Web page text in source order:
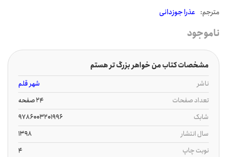
مترجم: عذرا جوزدانی
ناموجود
مشخصات کتاب من خواهر بزرگ تر هستم
ناشر
شهر قلم
تعداد صفحات
24 صفحه
شابک
9786003201996
سال انتشار
1398
نوبت چاپ
4